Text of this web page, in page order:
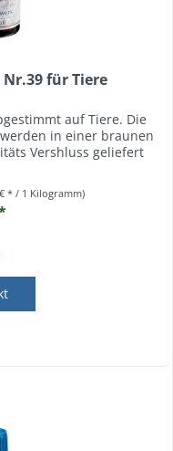
für Tiere
auf Tiere. Die
in einer braunen
Vershluss geliefert
* / 1 Kilogramm)